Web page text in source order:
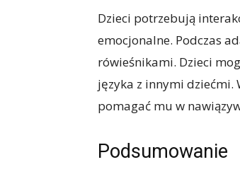
Dzieci potrzebują
emocjonalne. Podczas
rówieśnikami. Dzieci
języka z innymi dziećmi.
pomagać mu w
Podsumowanie